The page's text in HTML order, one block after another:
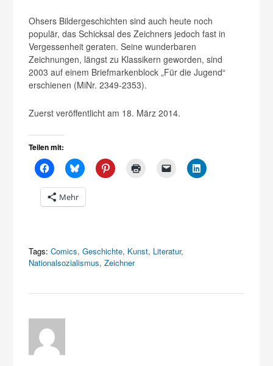
Ohsers Bildergeschichten sind auch heute noch
populär, das Schicksal des Zeichners jedoch fast in
Vergessenheit geraten. Seine wunderbaren
Zeichnungen, längst zu Klassikern geworden, sind
2003 auf einem Briefmarkenblock „Für die Jugend“
erschienen (MiNr. 2349-2353).
Zuerst veröffentlicht am 18. März 2014.
Teilen mit:
Mehr
Tags: Comics,Geschichte, Kunst, Literatur,
Nationalsozialismus,Zeichner